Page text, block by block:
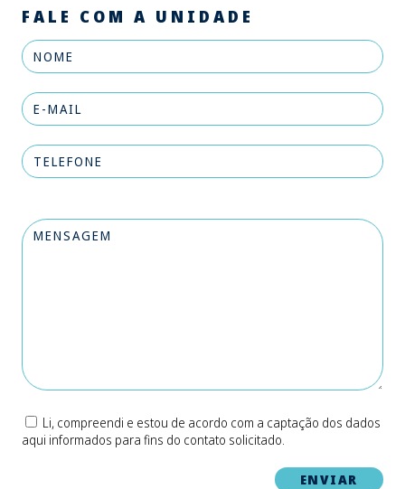
FALE COM A UNIDADE
Li, compreendi e estou de acordo com a captação dos dados
aqui informados para fins do contato solicitado.